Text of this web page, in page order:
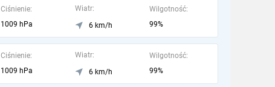
Ciśnienie:
1009 hPa
Wiatr:
6 km/h
Wilgotność:
99%
Ciśnienie:
1009 hPa
Wiatr:
6 km/h
Wilgotność:
99%